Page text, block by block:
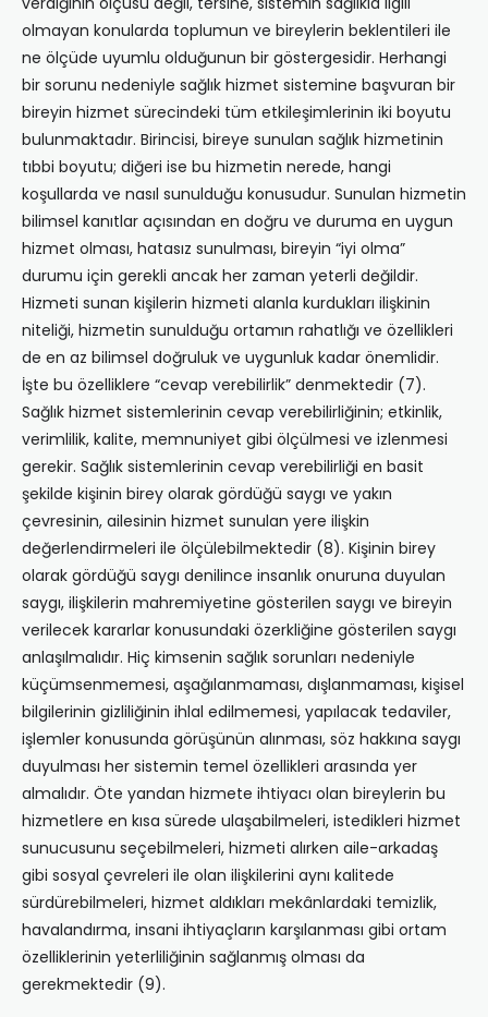
olmayan konularda toplumun ve bireylerin beklentileri ile
ne ölçüde uyumlu olduğunun bir göstergesidir. Herhangi
bir sorunu nedeniyle sağlık hizmet sistemine başvuran bir
bireyin hizmet sürecindeki tüm etkileşimlerinin iki boyutu
bulunmaktadır. Birincisi, bireye sunulan sağlık hizmetinin
tıbbi boyutu; diğeri ise bu hizmetin nerede, hangi
koşullarda ve nasıl sunulduğu konusudur. Sunulan hizmetin
bilimsel kanıtlar açısından en doğru ve duruma en uygun
hizmet olması, hatasız sunulması, bireyin “iyi olma”
durumu için gerekli ancak her zaman yeterli değildir.
Hizmeti sunan kişilerin hizmeti alanla kurdukları ilişkinin
niteliği, hizmetin sunulduğu ortamın rahatlığı ve özellikleri
de en az bilimsel doğruluk ve uygunluk kadar önemlidir.
İşte bu özelliklere “cevap verebilirlik” denmektedir (7).
Sağlık hizmet sistemlerinin cevap verebilirliğinin; etkinlik,
verimlilik, kalite, memnuniyet gibi ölçülmesi ve izlenmesi
gerekir. Sağlık sistemlerinin cevap verebilirliği en basit
şekilde kişinin birey olarak gördüğü saygı ve yakın
çevresinin, ailesinin hizmet sunulan yere ilişkin
değerlendirmeleri ile ölçülebilmektedir (8). Kişinin birey
olarak gördüğü saygı denilince insanlık onuruna duyulan
saygı, ilişkilerin mahremiyetine gösterilen saygı ve bireyin
verilecek kararlar konusundaki özerkliğine gösterilen saygı
anlaşılmalıdır. Hiç kimsenin sağlık sorunları nedeniyle
küçümsenmemesi, aşağılanmaması, dışlanmaması, kişisel
bilgilerinin gizliliğinin ihlal edilmemesi, yapılacak tedaviler,
işlemler konusunda görüşünün alınması, söz hakkına saygı
duyulması her sistemin temel özellikleri arasında yer
almalıdır. Öte yandan hizmete ihtiyacı olan bireylerin bu
hizmetlere en kısa sürede ulaşabilmeleri, istedikleri hizmet
sunucusunu seçebilmeleri, hizmeti alırken aile-arkadaş
gibi sosyal çevreleri ile olan ilişkilerini aynı kalitede
sürdürebilmeleri, hizmet aldıkları mekânlardaki temizlik,
havalandırma, insani ihtiyaçların karşılanması gibi ortam
özelliklerinin yeterliliğinin sağlanmış olması da
gerekmektedir (9).